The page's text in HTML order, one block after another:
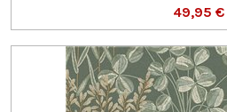
49,95 €